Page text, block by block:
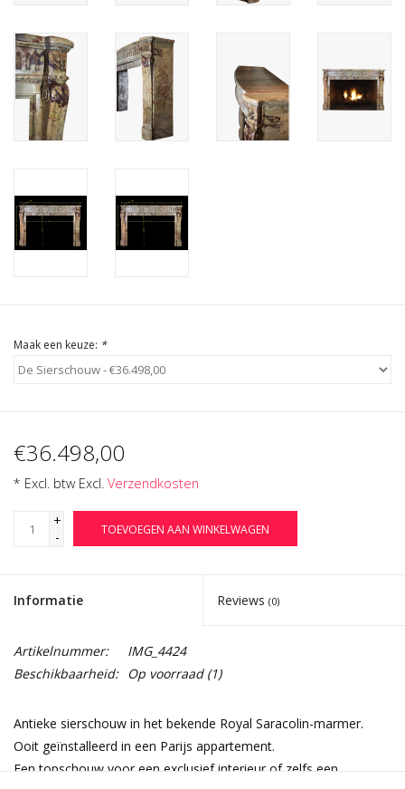
Maak een keuze: *
€36.498,00
* Excl. btw Excl. Verzendkosten
+
-
TOEVOEGEN AAN WINKELWAGEN
Informatie Reviews (0)
Artikelnummer:
IMG_4424
Beschikbaarheid: Op voorraad(1)
Antieke sierschouw in het bekende Royal Saracolin-marmer.
Ooit geïnstalleerd in een Parijs appartement.
Een topschouw voor een exclusief interieur of zelfs een